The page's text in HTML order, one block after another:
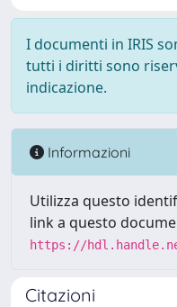
I documenti in IRIS
tutti i diritti sono
indicazione.
Informazioni
Utilizza questo
link a questo
https://
Citazioni